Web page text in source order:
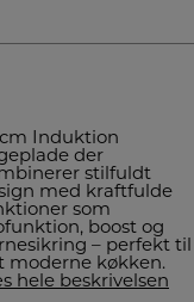
Induktion
der
stilfuldt
med kraftfulde
som
boost og
– perfekt til
moderne køkken.
hele beskrivelsen